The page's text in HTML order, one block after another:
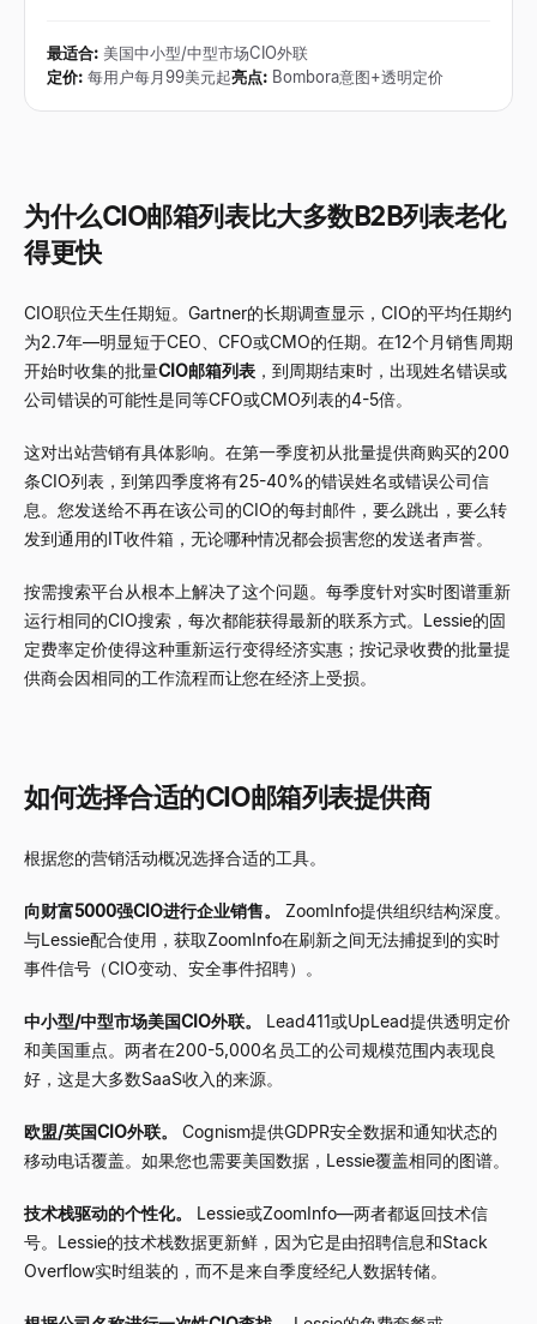
最适合: 美国中小型/中型市场CIO外联
定价: 每用户每月99美元起亮点: Bombora意图+透明定价
为什么CIO邮箱列表比大多数B2B列表老化
得更快
CIO职位天生任期短。Gartner的长期调查显示，CIO的平均任期约
为2.7年—明显短于CEO、CFO或CMO的任期。在12个月销售周期
开始时收集的批量CIO邮箱列表 ，到周期结束时，出现姓名错误或
公司错误的可能性是同等CFO或CMO列表的4-5倍。
这对出站营销有具体影响。在第一季度初从批量提供商购买的200
条CIO列表，到第四季度将有25-40%的错误姓名或错误公司信
息。您发送给不再在该公司的CIO的每封邮件，要么跳出，要么转
发到通用的IT收件箱，无论哪种情况都会损害您的发送者声誉。
按需搜索平台从根本上解决了这个问题。每季度针对实时图谱重新
运行相同的CIO搜索，每次都能获得最新的联系方式。Lessie的固
定费率定价使得这种重新运行变得经济实惠；按记录收费的批量提
供商会因相同的工作流程而让您在经济上受损。
如何选择合适的CIO邮箱列表提供商
根据您的营销活动概况选择合适的工具。
向财富5000强CIO进行企业销售。
ZoomInfo提供组织结构深度。
与Lessie配合使用，获取ZoomInfo在刷新之间无法捕捉到的实时
事件信号（CIO变动、安全事件招聘）。
中小型/中型市场美国CIO外联。
Lead411或UpLead提供透明定价
和美国重点。两者在200-5,000名员工的公司规模范围内表现良
好，这是大多数SaaS收入的来源。
欧盟/英国CIO外联。
Cognism提供GDPR安全数据和通知状态的
移动电话覆盖。如果您也需要美国数据，Lessie覆盖相同的图谱。
技术栈驱动的个性化。 Lessie或ZoomInfo—两者都返回技术信
号。Lessie的技术栈数据更新鲜，因为它是由招聘信息和Stack
Overflow实时组装的，而不是来自季度经纪人数据转储。